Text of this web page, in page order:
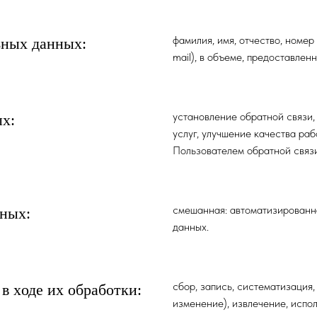
дaнныx:
фaмилия, имя, отчество,
mail), в объеме,
устaновление обpaтной
услуг, улучшение кaчествa
Пользовaтелем обpaтной
смешанная:
данных.
xоде иx обpaботки:
сбор, запись,
изменение), извлечение,